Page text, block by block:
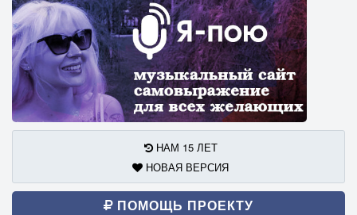
НАМ 15 ЛЕТ
НОВАЯ ВЕРСИЯ
ПОМОЩЬ ПРОЕКТУ